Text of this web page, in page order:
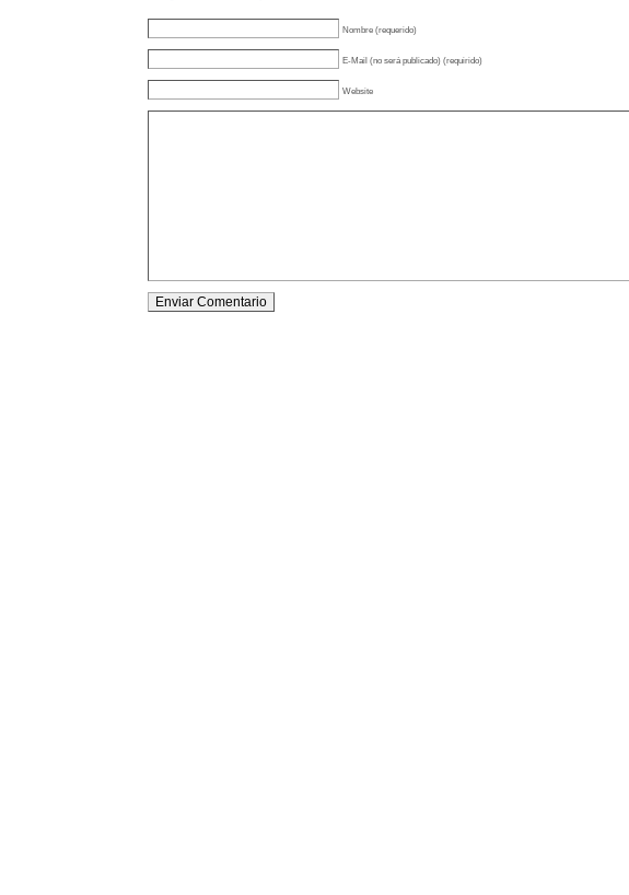
Nombre (requerido)
E-Mail (no será publicado) (requirido)
Website